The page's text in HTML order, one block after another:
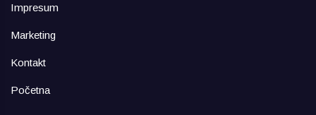
Impresum
Marketing
Kontakt
Početna